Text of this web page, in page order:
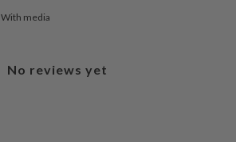
With media
No reviews yet